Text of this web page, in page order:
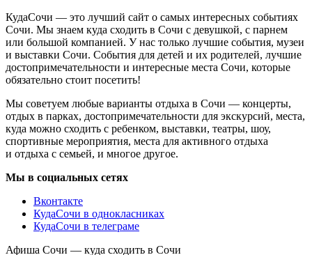
КудаСочи — это лучший сайт о самых интересных событиях
Сочи. Мы знаем куда сходить в Сочи с девушкой, с парнем
или большой компанией. У нас только лучшие события, музеи
и выставки Сочи. События для детей и их родителей, лучшие
достопримечательности и интересные места Сочи, которые
обязательно стоит посетить!
Мы советуем любые варианты отдыха в Сочи — концерты,
отдых в парках, достопримечательности для экскурсий, места,
куда можно сходить с ребенком, выставки, театры, шоу,
спортивные мероприятия, места для активного отдыха
и отдыха с семьей, и многое другое.
Мы в социальных сетях
Вконтакте
КудаСочи в однокласниках
КудаСочи в телеграме
Афиша Сочи — куда сходить в Сочи